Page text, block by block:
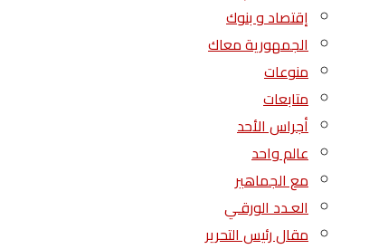
إقتصاد و بنوك
الجمهورية معاك
منوعات
متابعات
أجراس الأحد
عالم واحد
مع الجماهير
العـدد الورقـي
مقال رئيس التحرير